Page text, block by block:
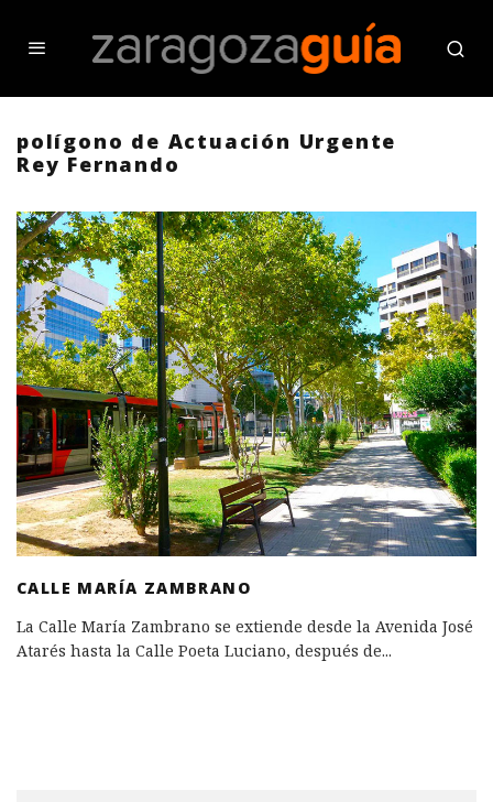
polígono de Actuación Urgente
Rey Fernando
CALLE MARÍA ZAMBRANO
La Calle María Zambrano se extiende desde la Avenida José
Atarés hasta la Calle Poeta Luciano, después de...